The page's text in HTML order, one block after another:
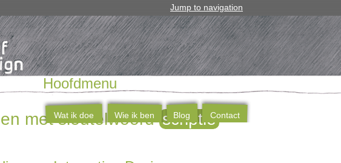
Jump to navigation
met sleutelwoordscriptie
Hoofdmenu
Wat ik doe Wie ik ben Blog Contact